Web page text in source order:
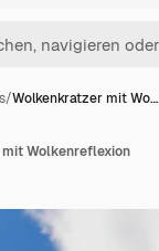
/Wolkenkratzer mit Wo…
Wolkenreflexion